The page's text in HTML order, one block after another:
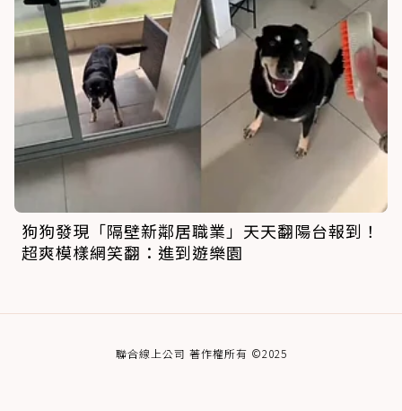
狗狗發現「隔壁新鄰居職業」天天翻陽台報到！
超爽模樣網笑翻：進到遊樂園
聯合線上公司 著作權所有 ©2025